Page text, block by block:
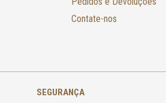
Contate-nos
SEGURANÇA